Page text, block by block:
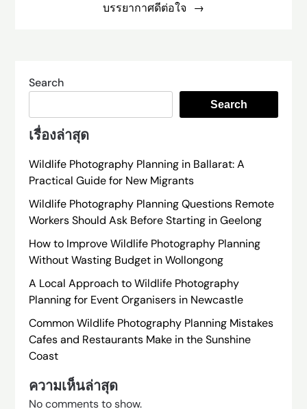
บรรยากาศดีต่อใจ
Search
Search
เรื่องล่าสุด
Wildlife Photography Planning in Ballarat: A
Practical Guide for New Migrants
Wildlife Photography Planning Questions Remote
Workers Should Ask Before Starting in Geelong
How to Improve Wildlife Photography Planning
Without Wasting Budget in Wollongong
A Local Approach to Wildlife Photography
Planning for Event Organisers in Newcastle
Common Wildlife Photography Planning Mistakes
Cafes and Restaurants Make in the Sunshine
Coast
ความเห็นล่าสุด
No comments to show.